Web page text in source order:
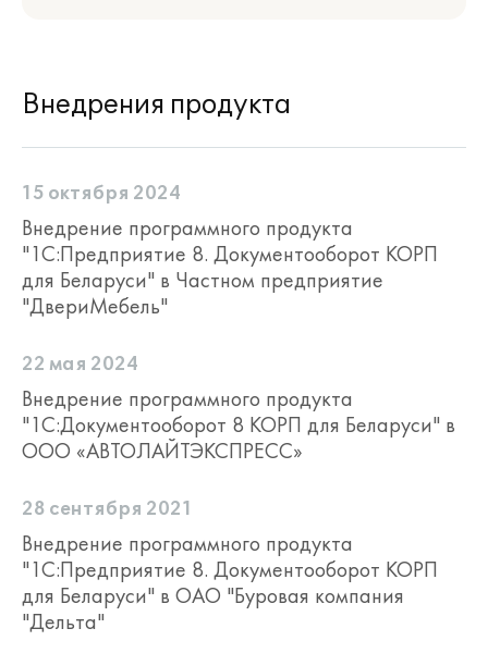
Внедрения продукта
15 октября 2024
Внедрение программного продукта
"1С:Предприятие 8. Документооборот КОРП
для Беларуси" в Частном предприятие
"ДвериМебель"
22 мая 2024
Внедрение программного продукта
"1С:Документооборот 8 КОРП для Беларуси" в
ООО «АВТОЛАЙТЭКСПРЕСС»
28 сентября 2021
Внедрение программного продукта
"1С:Предприятие 8. Документооборот КОРП
для Беларуси" в ОАО "Буровая компания
"Дельта"